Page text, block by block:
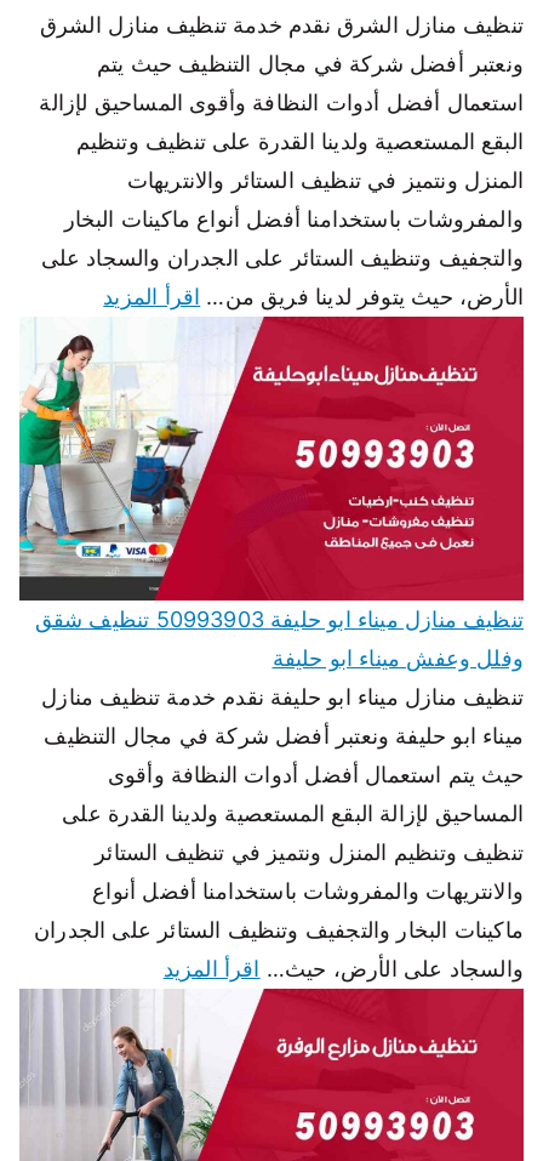
تنظيف منازل الشرق نقدم خدمة تنظيف منازل الشرق
ونعتبر أفضل شركة في مجال التنظيف حيث يتم
استعمال أفضل أدوات النظافة وأقوى المساحيق لإزالة
البقع المستعصية ولدينا القدرة على تنظيف وتنظيم
المنزل ونتميز في تنظيف الستائر والانتريهات
والمفروشات باستخدامنا أفضل أنواع ماكينات البخار
والتجفيف وتنظيف الستائر على الجدران والسجاد على
الأرض، حيث يتوفر لدينا فريق من… اقرأ المزيد
تنظيف منازل ميناء ابو حليفة 50993903 تنظيف شقق
وفلل وعفش ميناء ابو حليفة
تنظيف منازل ميناء ابو حليفة نقدم خدمة تنظيف منازل
ميناء ابو حليفة ونعتبر أفضل شركة في مجال التنظيف
حيث يتم استعمال أفضل أدوات النظافة وأقوى
المساحيق لإزالة البقع المستعصية ولدينا القدرة على
تنظيف وتنظيم المنزل ونتميز في تنظيف الستائر
والانتريهات والمفروشات باستخدامنا أفضل أنواع
ماكينات البخار والتجفيف وتنظيف الستائر على الجدران
والسجاد على الأرض، حيث… اقرأ المزيد